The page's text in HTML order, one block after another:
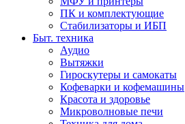
ПК и комплектующие
Стабилизаторы и ИБП
Быт. техника
Аудио
Вытяжки
Гироскутеры и самокаты
Кофеварки и кофемашины
Красота и здоровье
Микроволновые печи